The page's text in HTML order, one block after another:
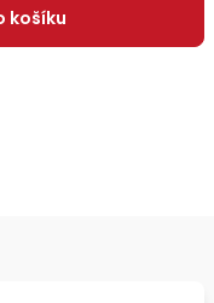
košíku